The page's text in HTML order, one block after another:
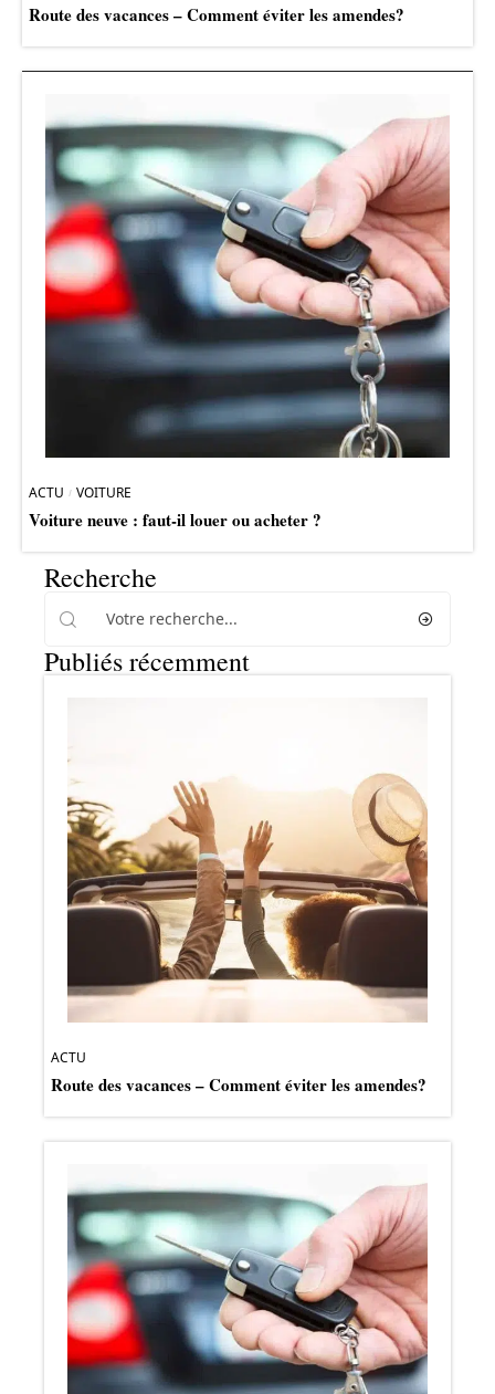
Route des vacances – Comment éviter les amendes?
ACTU VOITURE
Voiture neuve : faut-il louer ou acheter ?
Recherche
Publiés récemment
ACTU
Route des vacances – Comment éviter les amendes?